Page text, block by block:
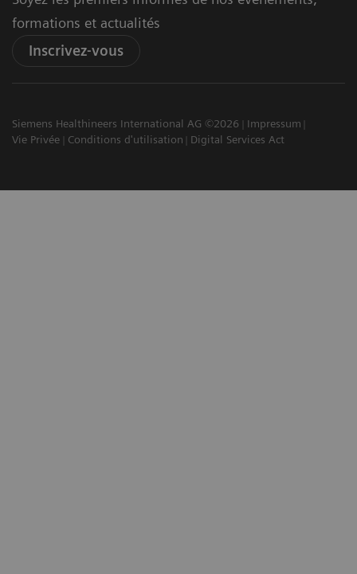
formations et actualités
Inscrivez-vous
Siemens Healthineers International AG ©2026
Impressum
Vie Privée
Conditions d'utilisation Digital Services Act